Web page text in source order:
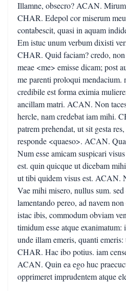
Illamne, obsecro? ACAN.
CHAR. Edepol cor miserum
contabescit, quasi in aquam
Em istuc unum verbum dixisti
CHAR. Quid faciam? credo,
meae <me> emisse dicam; post
me parenti proloqui mendacium.
credibile est forma eximia
ancillam matri. ACAN. Non
hercle, nam credebat iam mihi.
patrem prehendat, ut sit gesta
responde <quaeso>. ACAN.
Num esse amicam suspicari
est. quin quicque ut dicebam
ut tibi quidem visus est. ACAN.
Vae mihi misero, nullus sum.
lamentando pereo, ad navem
istac ibis, commodum obviam
timidum esse atque
unde illam emeris, quanti
CHAR. Hac ibo potius. iam
ACAN. Quin ea ego huc
opprimeret imprudentem atque